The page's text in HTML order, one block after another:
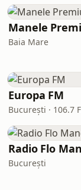
Manele
Baia Mare
Europa FM
București · 106.7
Radio Flo
București